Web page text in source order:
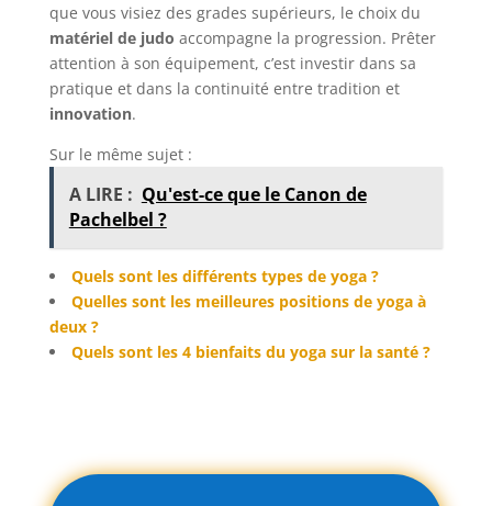
que vous visiez des grades supérieurs, le choix du
matériel de judo accompagne la progression. Prêter
attention à son équipement, c’est investir dans sa
pratique et dans la continuité entre tradition et
innovation.
Sur le même sujet :
A LIRE : Qu'est-ce que le Canon de
Pachelbel ?
Quels sont les différents types de yoga ?
Quelles sont les meilleures positions de yoga à
deux ?
Quels sont les 4 bienfaits du yoga sur la santé ?